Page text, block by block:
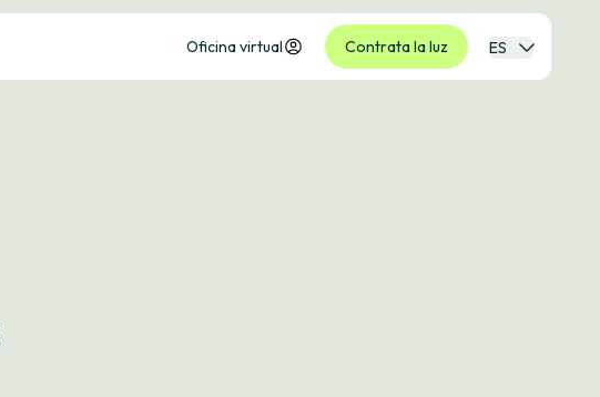
Oficina virtual Contrata la luz ES